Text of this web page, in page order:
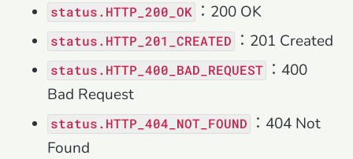
status.HTTP_200_OK ：200 OK
status.HTTP_201_CREATED ：201 Created
status.HTTP_400_BAD_REQUEST ：400
Bad Request
status.HTTP_404_NOT_FOUND
：404 Not
Found